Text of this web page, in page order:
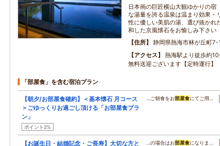
日本画の巨匠横山大観ゆかりの
な湯量を誇る温泉は温まり効果・
性に優しい美肌の湯、選び抜かれ
和した京風懐石をお愉しみ下さい
住所
静岡県熱海市林が丘町7-
アクセス
熱海駅より徒歩約
無料送迎ございます【定時運行】
「部屋食」を含む宿泊プラン
【朝夕/お部屋食確約】＜基本懐石 月コース
＞ごゆっくりお過ごし頂ける「お部屋食プラ
ン」
ポイント2%
…ご朝食をお部屋食にてご用…
【お誕生日・結婚記念・ご長寿】大切な方と …の場合はお部屋食になりま…